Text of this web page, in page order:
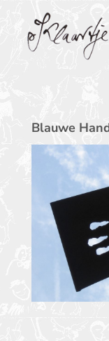
Klaartje
Blauwe